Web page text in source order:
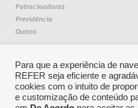
Patrocinadoras
Previdência
Outros
Para que a experiência de
REFER seja eficiente e
cookies com o intuito de
e customização de conteúdo